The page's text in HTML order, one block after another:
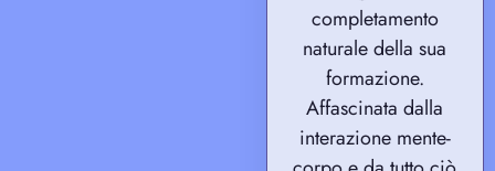
completamento
naturale della sua
formazione.
Affascinata dalla
interazione mente-